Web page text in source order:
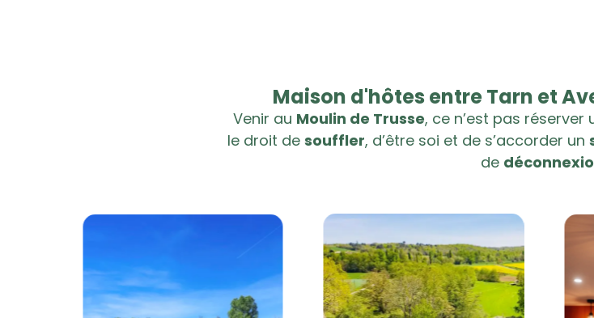
Maison d'hôtes entre Tarn et
Venir au Moulin de Trusse, ce n’est pas
le droit de souffler, d’être soi et de s’accorder un
de